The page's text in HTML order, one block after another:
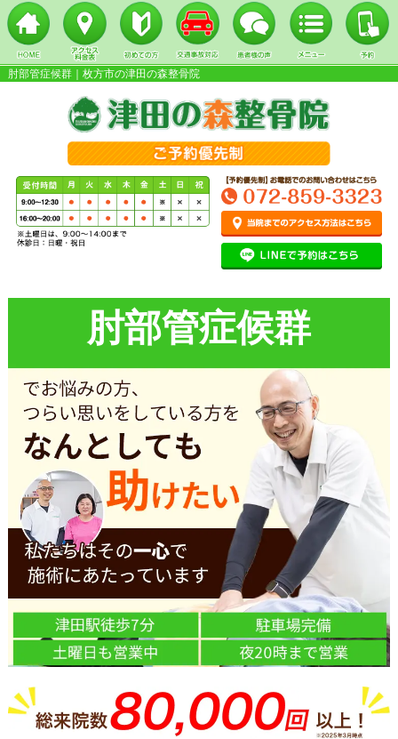
▼
肘部管症候群｜枚方市の津田の森整骨院
肘部管症候群